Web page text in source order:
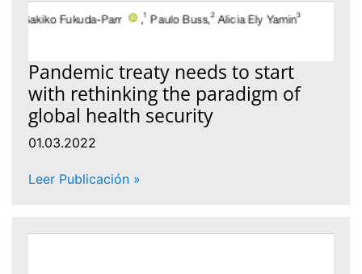
Pandemic treaty needs to start
with rethinking the paradigm of
global health security
01.03.2022
Leer Publicación »